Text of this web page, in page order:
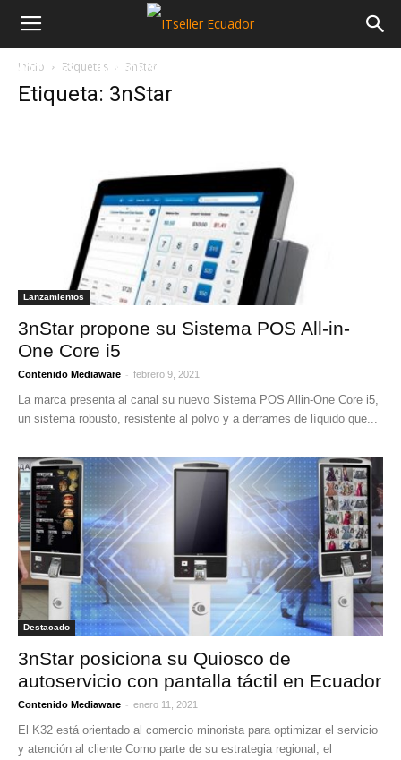
NOTICIAS MAYORISTAS
Inicio Etiquetas 3nStar
Etiqueta: 3nStar
Lanzamientos
3nStar propone su Sistema POS All-in-
One Core i5
Contenido Mediaware - febrero 9, 2021
La marca presenta al canal su nuevo Sistema POS Allin-One Core i5,
un sistema robusto, resistente al polvo y a derrames de líquido que...
Destacado
3nStar posiciona su Quiosco de
autoservicio con pantalla táctil en Ecuador
Contenido Mediaware - enero 11, 2021
El K32 está orientado al comercio minorista para optimizar el servicio
y atención al cliente Como parte de su estrategia regional, el